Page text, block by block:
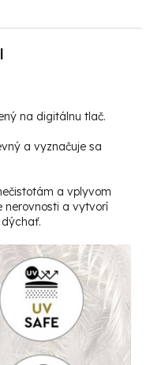
na digitálnu tlač.
a vyznačuje sa
a vplyvom
nerovnosti a vytvorí